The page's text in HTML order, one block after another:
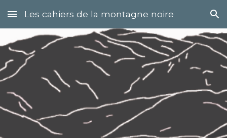
Skip to main content Skip to navigation
Les cahiers de la montagne noire